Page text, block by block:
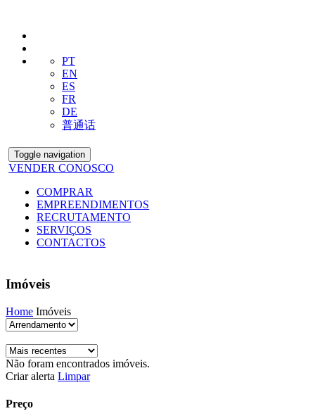
PT
EN
ES
FR
DE
普通话
Toggle navigation
VENDER CONOSCO
COMPRAR
EMPREENDIMENTOS
RECRUTAMENTO
SERVIÇOS
CONTACTOS
Imóveis
Home Imóveis
Não foram encontrados imóveis.
Criar alerta Limpar
Preço